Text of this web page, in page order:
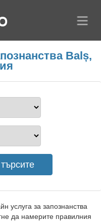
Balș,
услуга за запознанства
да намерите правилния